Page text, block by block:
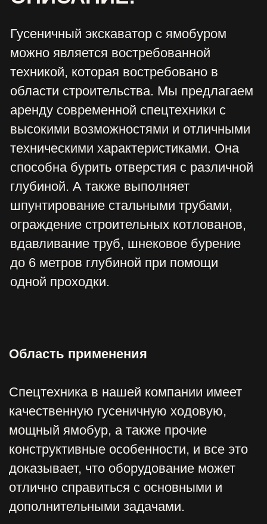
одной проходки.
Область применения
Спецтехника в нашей компании имеет
качественную гусеничную ходовую,
мощный ямобур, а также прочие
конструктивные особенности, и все это
отлично справиться с основными и
дополнительными задачами.
Буровая на гусеничном ходу имеет
следующие преимущества:
Высокая степень проходимости.
Техника показывает отличную
стабильность, в зонах с грунтовым
покрытием, на лесной просеке и по
бездорожью;
Манёвренность. Оборудование
Отличная надёжность. Гусеничный
выдерживать суровые условия
климата, его можно применять при
любой погоде, он будет эффективно
функционировать даже при высоких
нагрузках;
Универсальность. Многообразие
навесного оборудования позволяет
задачи — от копания траншей до
погрузки разнообразных материалов;